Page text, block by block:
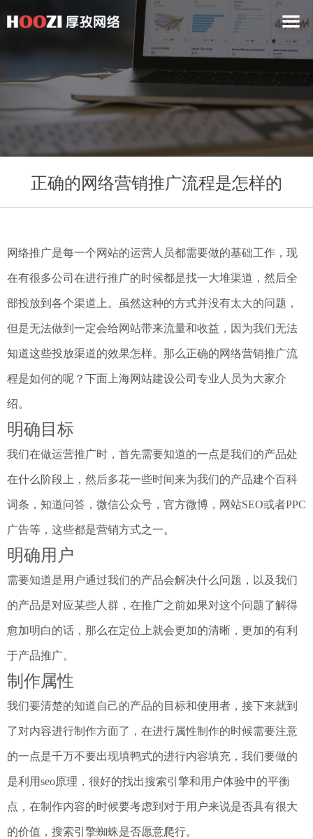
正确的网络营销推广流程是怎样的
网络推广是每一个网站的运营人员都需要做的基础工作，现
在有很多公司在进行推广的时候都是找一大堆渠道，然后全
部投放到各个渠道上。虽然这种的方式并没有太大的问题，
但是无法做到一定会给网站带来流量和收益，因为我们无法
知道这些投放渠道的效果怎样。那么正确的网络营销推广流
程是如何的呢？下面上海网站建设公司专业人员为大家介
绍。
明确目标
我们在做运营推广时，首先需要知道的一点是我们的产品处
在什么阶段上，然后多花一些时间来为我们的产品建个百科
词条，知道问答，微信公众号，官方微博，网站SEO或者PPC
广告等，这些都是营销方式之一。
明确用户
需要知道是用户通过我们的产品会解决什么问题，以及我们
的产品是对应某些人群，在推广之前如果对这个问题了解得
愈加明白的话，那么在定位上就会更加的清晰，更加的有利
于产品推广。
制作属性
我们要清楚的知道自己的产品的目标和使用者，接下来就到
了对内容进行制作方面了，在进行属性制作的时候需要注意
的一点是千万不要出现填鸭式的进行内容填充，我们要做的
是利用seo原理，很好的找出搜索引擎和用户体验中的平衡
点，在制作内容的时候要考虑到对于用户来说是否具有很大
的价值，搜索引擎蜘蛛是否愿意爬行。